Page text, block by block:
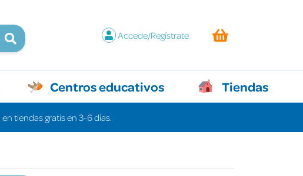
Accede/Regístrate
Centros educativos Tiendas
tiendas gratis en 3-6 días.